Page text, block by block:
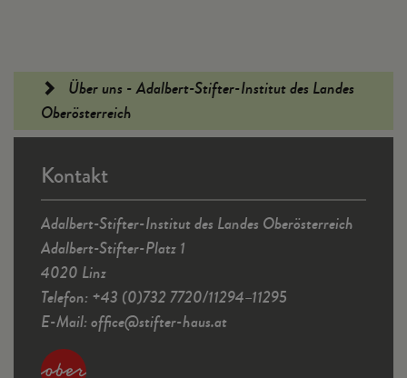
Fußleiste
Über uns - Adalbert-Stifter-Institut des Landes
Oberösterreich
Kontakt
Adalbert-Stifter-Institut des Landes Oberösterreich
Adalbert-Stifter-Platz 1
4020 Linz
Telefon: +43 (0)732 7720/11294–11295
E-Mail:office@stifter-haus.at